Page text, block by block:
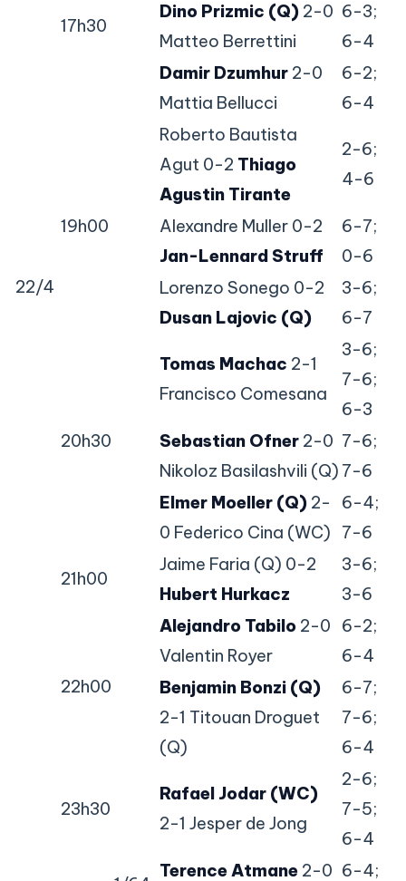
22/4
17h30
Dino Prizmic (Q) 2-0
Matteo Berrettini
6-3;
6-4
Damir Dzumhur 2-0
Mattia Bellucci
6-2;
6-4
19h00
Roberto Bautista
Agut 0-2 Thiago
Agustin Tirante
2-6;
4-6
Alexandre Muller 0-2
Jan-Lennard Struff
6-7;
0-6
Lorenzo Sonego 0-2
Dusan Lajovic (Q)
3-6;
6-7
20h30
Tomas Machac 2-1
Francisco Comesana
3-6;
7-6;
6-3
Sebastian Ofner 2-0
Nikoloz Basilashvili (Q)
7-6;
7-6
Elmer Moeller (Q) 2-
0 Federico Cina (WC)
6-4;
7-6
21h00
Jaime Faria (Q) 0-2
Hubert Hurkacz
3-6;
3-6
22h00
Alejandro Tabilo 2-0
Valentin Royer
6-2;
6-4
Benjamin Bonzi (Q)
2-1 Titouan Droguet
(Q)
6-7;
7-6;
6-4
23h30
Rafael Jodar (WC)
2-1 Jesper de Jong
2-6;
7-5;
6-4
Terence Atmane 2-0 6-4;